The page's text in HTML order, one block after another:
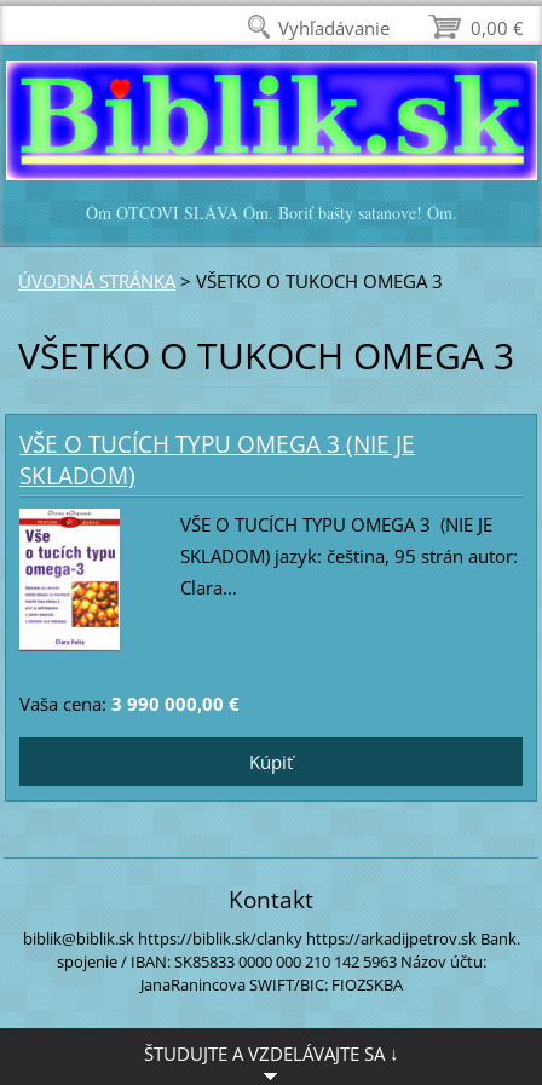
Óm OTCOVI SLÁVA Óm. Boriť bašty satanove! Óm.
ÚVODNÁ STRÁNKA > VŠETKO O TUKOCH OMEGA 3
VŠETKO O TUKOCH OMEGA 3
VŠE O TUCÍCH TYPU OMEGA 3 (NIE JE
SKLADOM)
VŠE O TUCÍCH TYPU OMEGA 3 (NIE JE
SKLADOM) jazyk: čeština, 95 strán autor:
Clara...
Vaša cena: 3 990 000,00 €
Kontakt
biblik@biblik.skhttps://biblik.sk/clankyhttps://arkadijpetrov.skBank.
spojenie / IBAN:SK85833 0000000 210 142 5963Názov účtu:
JanaRanincovaSWIFT/BIC: FIOZSKBA
ŠTUDUJTE A VZDELÁVAJTE SA ↓
0,00 €
Vyhľadávanie